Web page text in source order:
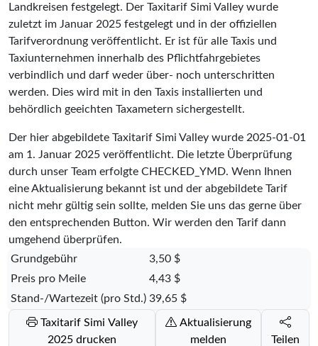
Landkreisen festgelegt. Der Taxitarif Simi Valley wurde
zuletzt im Januar 2025 festgelegt und in der offiziellen
Tarifverordnung veröffentlicht. Er ist für alle Taxis und
Taxiunternehmen innerhalb des Pflichtfahrgebietes
verbindlich und darf weder über- noch unterschritten
werden. Dies wird mit in den Taxis installierten und
behördlich geeichten Taxametern sichergestellt.
Der hier abgebildete Taxitarif Simi Valley wurde 2025-01-01
am 1. Januar 2025 veröffentlicht. Die letzte Überprüfung
durch unser Team erfolgte CHECKED_YMD. Wenn Ihnen
eine Aktualisierung bekannt ist und der abgebildete Tarif
nicht mehr gültig sein sollte, melden Sie uns das gerne über
den entsprechenden Button. Wir werden den Tarif dann
umgehend überprüfen.
Grundgebühr
3,50 $
Preis pro Meile
4,43 $
Stand-/Wartezeit (pro Std.) 39,65 $
Taxitarif Simi Valley
2025 drucken
Aktualisierung
melden
Teilen